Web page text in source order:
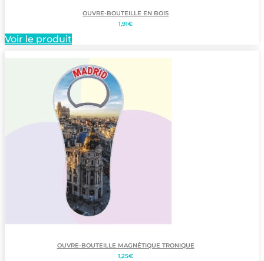
OUVRE-BOUTEILLE EN BOIS
1,91€
Voir le produit
OUVRE-BOUTEILLE MAGNÉTIQUE TRONIQUE
1,25€